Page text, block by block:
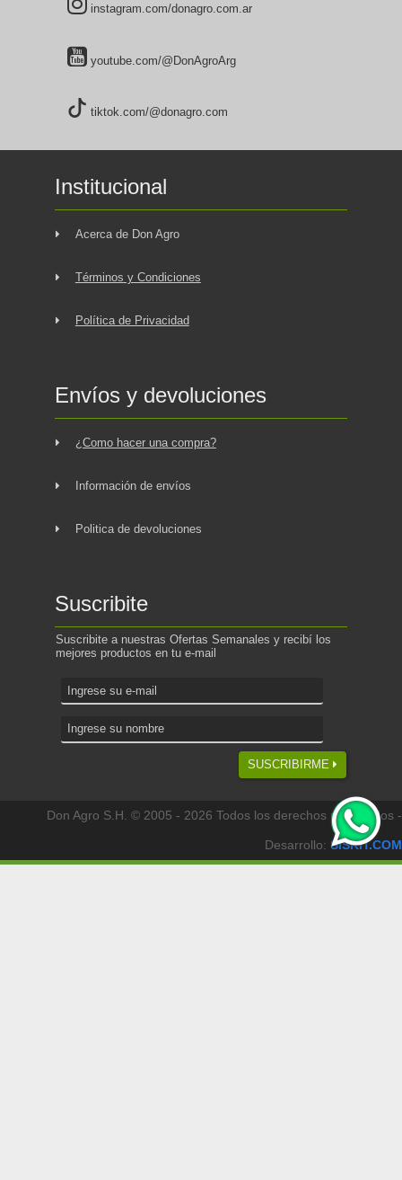
instagram.com/donagro.com.ar
youtube.com/@DonAgroArg
tiktok.com/@donagro.com
Institucional
Acerca de Don Agro
Términos y Condiciones
Política de Privacidad
Envíos y devoluciones
¿Como hacer una compra?
Información de envíos
Politica de devoluciones
Suscribite
Suscribite a nuestras Ofertas Semanales y recibí los
mejores productos en tu e-mail
SUSCRIBIRME
Don Agro S.H. © 2005 - 2026 Todos los derechos reservados -
Desarrollo: SISKIT.COM